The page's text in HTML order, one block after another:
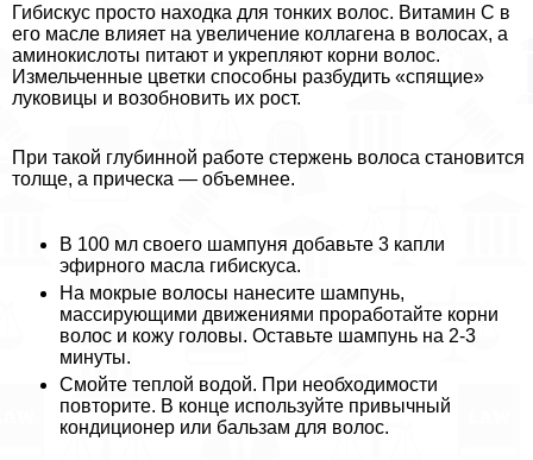
Гибискус просто находка для тонких волос. Витамин С в
его масле влияет на увеличение коллагена в волосах, а
аминокислоты питают и укрепляют корни волос.
Измельченные цветки способны разбудить «спящие»
луковицы и возобновить их рост.
При такой глубинной работе стержень волоса становится
толще, а прическа — объемнее.
В 100 мл своего шампуня добавьте 3 капли
эфирного масла гибискуса.
На мокрые волосы нанесите шампунь,
массирующими движениями проработайте корни
волос и кожу головы. Оставьте шампунь на 2-3
минуты.
Смойте теплой водой. При необходимости
повторите. В конце используйте привычный
кондиционер или бальзам для волос.